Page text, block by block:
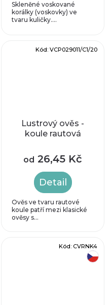
Skleněné voskované
korálky (voskovky) ve
tvaru kuličky....
Lustrový ověs -
koule rautová
od 26,45 Kč
Detail
Ověs ve tvaru rautové
koule patří mezi klasické
ověsy s...
Kód: VCP029011/C1/20
Kód: CVRNK4